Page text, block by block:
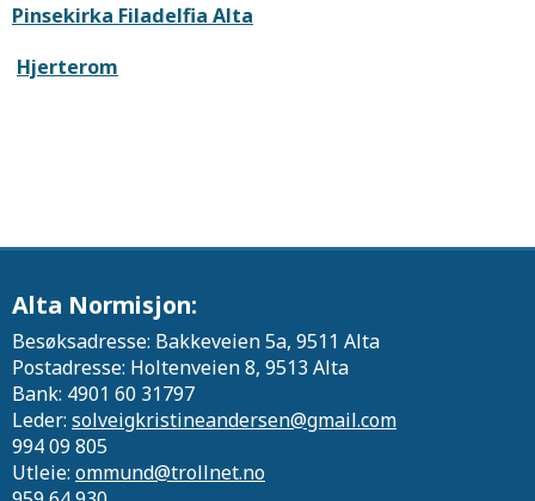
Pinsekirka Filadelfia Alta
Hjerterom
Alta Normisjon:
Besøksadresse: Bakkeveien 5a, 9511 Alta
Postadresse: Holtenveien 8, 9513 Alta
Bank: 4901 60 31797
Leder: solveigkristineandersen@gmail.com
994 09 805
Utleie: ommund@trollnet.no